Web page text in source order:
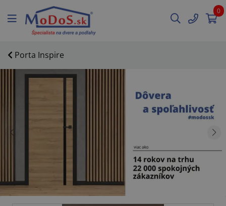
0
Porta Inspire